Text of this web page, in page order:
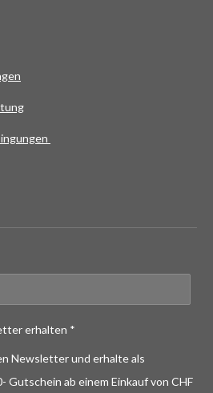
erhalten *
Newsletter und erhalte als
Gutschein ab einem Einkauf von CHF